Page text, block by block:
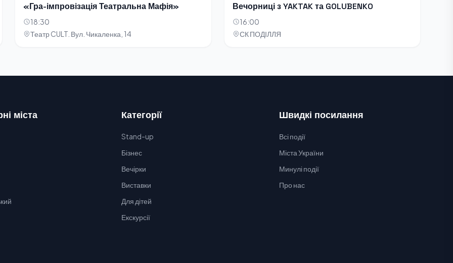
«Гра-імпровізація Театральна Мафія»
18:30
Театр CULT. Вул. Чикаленка, 14
Вечорниці з YAKTAK та GOLUBENKO
16:00
СК ПОДІЛЛЯ
міста Категорії
Stand-up
Бізнес
Вечірки
Виставки
Для дітей
Екскурсії
Швидкі посилання
Всі події
Міста України
Минулі події
Про нас